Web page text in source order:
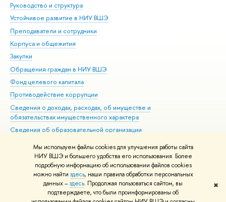
Мы используем файлы cookies для улучшения работы сайта
НИУ ВШЭ и большего удобства его использования. Более
подробную информацию об использовании файлов cookies
можно найти здесь, наши правила обработки персональных
данных –здесь. Продолжая пользоваться сайтом, вы
подтверждаете, что были проинформированы об
✖
Руководство и структура
Устойчивое развитие в НИУ ВШЭ
Преподаватели и сотрудники
Корпуса и общежития
Закупки
Обращения граждан в НИУ ВШЭ
Фонд целевого капитала
Противодействие коррупции
Сведения о доходах, расходах, об имуществе и
обязательствах имущественного характера
Сведения об образовательной организации
Людям с ограниченными возможностями здоровья
Единая платежная страница
Работа в Вышке